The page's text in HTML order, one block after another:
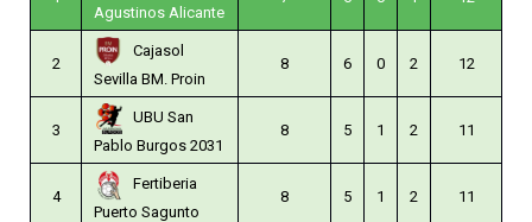
Agustinos Alicante
2
Cajasol
Sevilla BM. Proin
8 6 0 2 12
3
UBU San
Pablo Burgos 2031
8 5 1 2 11
4
Fertiberia
Puerto Sagunto
8 5 1 2 11